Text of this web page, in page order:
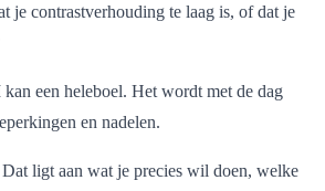
je contrastverhouding te laag is, of dat je
een heleboel. Het wordt met de dag
en nadelen.
ligt aan wat je precies wil doen, welke